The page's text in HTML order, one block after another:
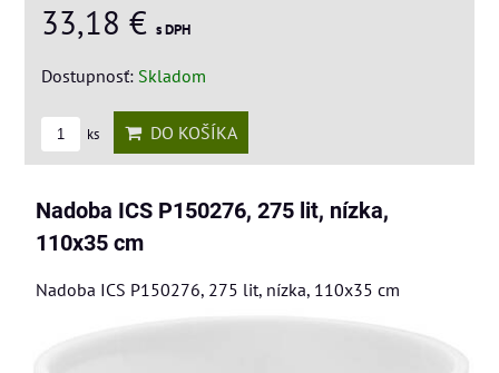
33,18 € s DPH
Dostupnosť: Skladom
ks DO KOŠÍKA
Nadoba ICS P150276, 275 lit, nízka,
110x35 cm
Nadoba ICS P150276, 275 lit, nízka, 110x35 cm